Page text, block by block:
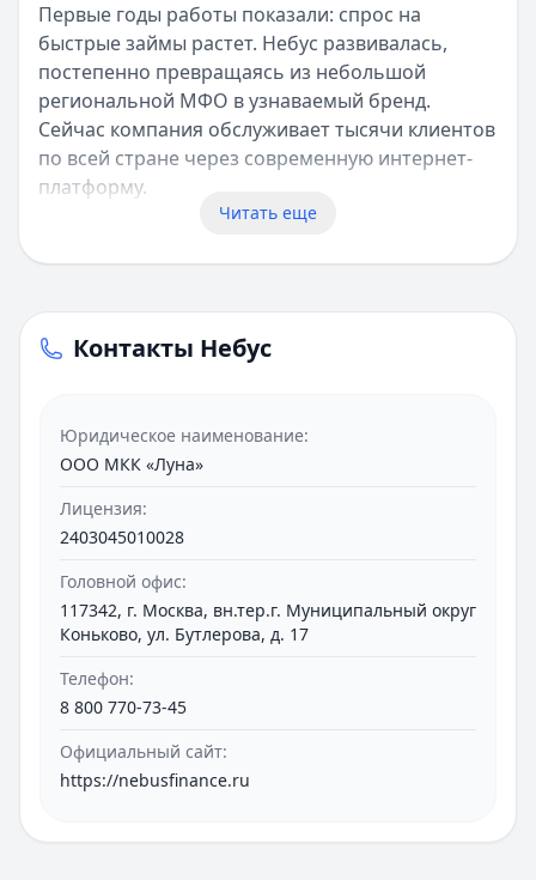
Первые годы работы показали: спрос на
быстрые займы растет. Небус развивалась,
постепенно превращаясь из небольшой
региональной МФО в узнаваемый бренд.
Сейчас компания обслуживает тысячи клиентов
по всей стране через современную интернет-
платформу.
микрофинансовой деятельности. Это означает,
государственный реестр МФО, что
обеспечивает прозрачность работы и
защищает права заемщиков.
Требования федерального законодательства о
микрофинансовой деятельности строго
соблюдаются. Сюда входят ограничения по
процентным ставкам и максимальным суммам
Продуктовая линейка и условия
Основные параметры займов:
Читать еще
Контакты Небус
Юридическое наименование:
ООО МКК «Луна»
Лицензия:
2403045010028
Головной офис:
117342, г. Москва, вн.тер.г. Муниципальный округ
Коньково, ул. Бутлерова, д. 17
Телефон:
8 800 770-73-45
Официальный сайт:
https://nebusfinance.ru